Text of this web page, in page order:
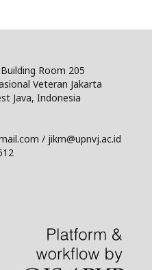
Room 205
Veteran Jakarta
Java, Indonesia
/ jikm@upnvj.ac.id